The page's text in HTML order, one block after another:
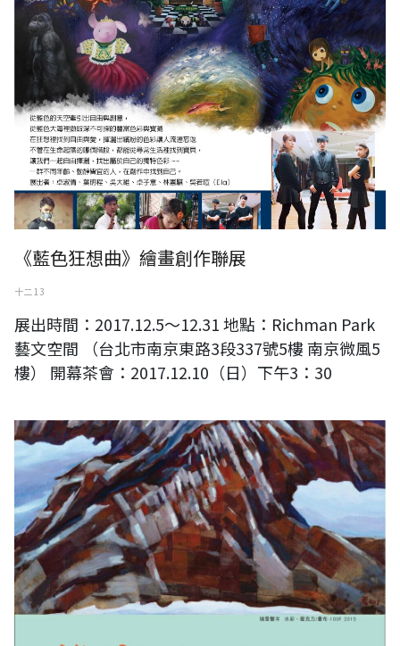
《藍色狂想曲》繪畫創作聯展
十二 13
展出時間：2017.12.5～12.31 地點：Richman Park
藝文空間 （台北市南京東路3段337號5樓 南京微風5
樓） 開幕茶會：2017.12.10（日）下午3：30
望鄉-陳文龍創作展